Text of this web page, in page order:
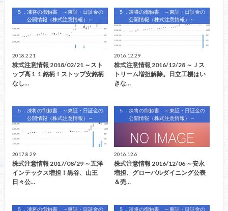
５．凍将の御触書 ～東証・日証金の
公開情報（株式注意情報）～
2018.2.21
株式注意情報 2018/02/21 ～スト
ップ高１１銘柄！ストップ安銘柄
なし…
５．凍将の御触書 ～東証・日証金の
公開情報（株式注意情報）～
2016.12.29
株式注意情報 2016/12/28 ～Ｊス
トリーム増担解除。日立工機はい
きな…
５．凍将の御触書 ～東証・日証金の
公開情報（株式注意情報）～
2017.8.29
株式注意情報 2017/08/29 ～五洋
インテックス増担！黒谷、山王
日々公…
５．凍将の御触書 ～東証・日証金の
公開情報（株式注意情報）～
2016.12.6
株式注意情報 2016/12/06 ～安永
増担、グローバルダイニング公表
＆売…
５．凍将の御触書 ～東証・日証金の
５．凍将の御触書 ～東証・日証金の